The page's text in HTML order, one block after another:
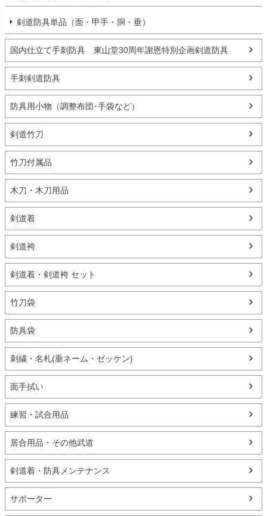
剣道防具単品（面・甲手・胴・垂）
国内仕立て手刺防具 東山堂30周年謝恩特別企画剣道防具
手刺剣道防具
防具用小物（調整布団･手袋など）
剣道竹刀
竹刀付属品
木刀・木刀用品
剣道着
剣道袴
剣道着・剣道袴 セット
竹刀袋
防具袋
刺繍・名札(垂ネーム・ゼッケン)
面手拭い
練習・試合用品
居合用品・その他武道
剣道着・防具メンテナンス
サポーター